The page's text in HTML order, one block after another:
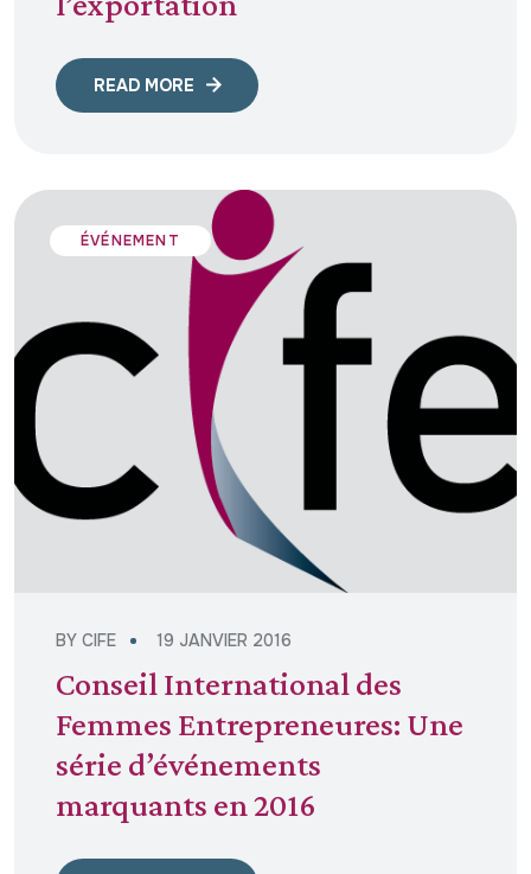
READ MORE
ÉVÉNEMENT
BY CIFE 19 JANVIER 2016
Conseil International des
Femmes Entrepreneures: Une
série d’événements
marquants en 2016